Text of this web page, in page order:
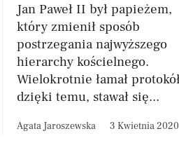
Jan Paweł II był papieżem,
który zmienił sposób
postrzegania najwyższego
hierarchy kościelnego.
Wielokrotnie łamał
dzięki temu, stawał się...
Agata Jaroszewska 3 Kwietnia 2020